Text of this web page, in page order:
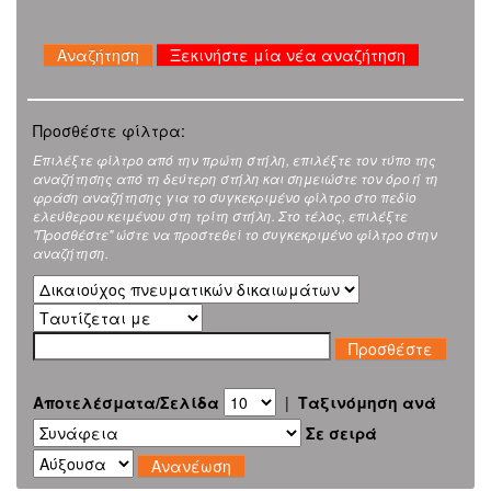
Ξεκινήστε μία νέα αναζήτηση
Προσθέστε φίλτρα:
Επιλέξτε φίλτρο από την πρώτη στήλη, επιλέξτε τον τύπο της
αναζήτησης από τη δεύτερη στήλη και σημειώστε τον όρο ή τη
φράση αναζήτησης για το συγκεκριμένο φίλτρο στο πεδίο
ελεύθερου κειμένου στη τρίτη στήλη. Στο τέλος, επιλέξτε
"Προσθέστε" ώστε να προστεθεί το συγκεκριμένο φίλτρο στην
αναζήτηση.
Αποτελέσματα/Σελίδα | Ταξινόμηση ανά
Σε σειρά